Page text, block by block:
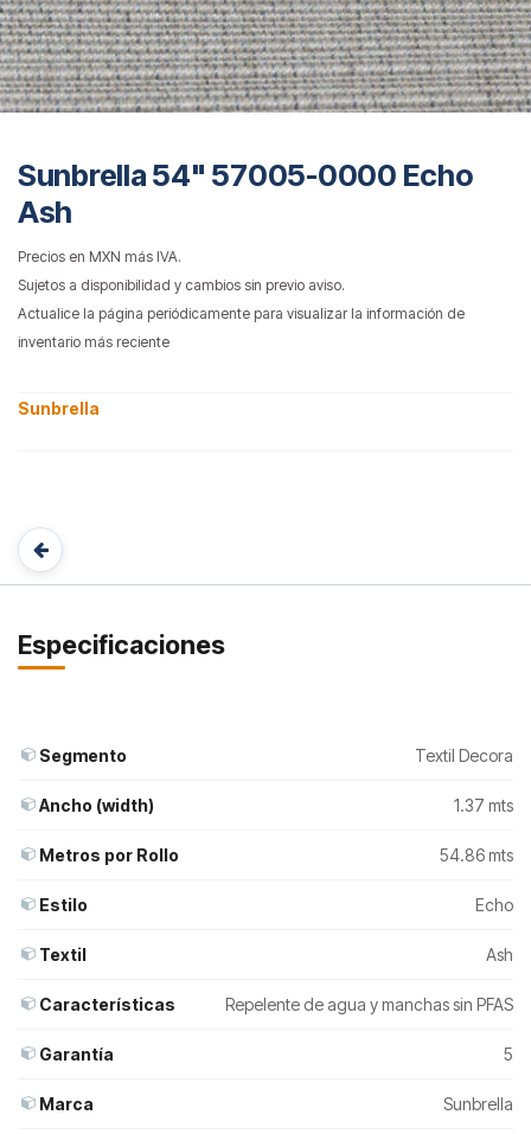
Sunbrella 54" 57005-0000 Echo
Ash
Precios en MXN más IVA.
Sujetos a disponibilidad y cambios sin previo aviso.
Actualice la página periódicamente para visualizar la información de
inventario más reciente
Sunbrella
Especificaciones
Segmento Textil Decora
Ancho (width) 1.37 mts
Metros por Rollo 54.86 mts
Estilo Echo
Textil Ash
Características Repelente de agua y manchas sin PFAS
Garantía 5
Marca Sunbrella